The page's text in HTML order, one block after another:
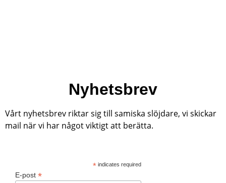
Nyhetsbrev
Vårt nyhetsbrev riktar sig till samiska slöjdare, vi skickar
mail när vi har något viktigt att berätta.
*indicates required
E-post *